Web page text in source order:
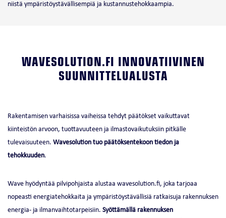
niistä ympäristöystävällisempiä ja kustannustehokkaampia.
WAVESOLUTION.FI INNOVATIIVINEN
SUUNNITTELUALUSTA
Rakentamisen varhaisissa vaiheissa tehdyt päätökset vaikuttavat
kiinteistön arvoon, tuottavuuteen ja ilmastovaikutuksiin pitkälle
tulevaisuuteen. Wavesolution tuo päätöksentekoon tiedon ja
tehokkuuden.
Wave hyödyntää pilvipohjaista alustaa wavesolution.fi, joka tarjoaa
nopeasti energiatehokkaita ja ympäristöystävällisiä ratkaisuja rakennuksen
energia- ja ilmanvaihtotarpeisiin. Syöttämällä rakennuksen